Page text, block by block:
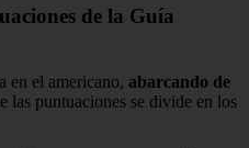
de la Guía
en el americano, abarcando de
las puntuaciones se divide en los